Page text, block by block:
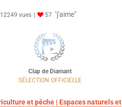
12249 vues 57 "j'aime"
Clap de Diamant
SÉLECTION OFFICIELLE
et pêche | Espaces naturels et